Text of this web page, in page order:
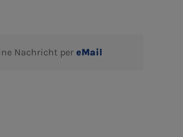
Nachricht per eMail